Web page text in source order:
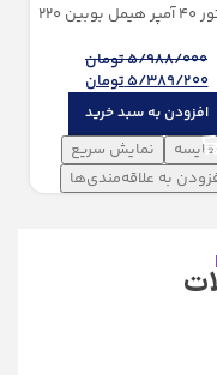
کنتاکتور 40 آمپر هيمل بوبین 220
5/988/000تومان
5/389/200تومان
افزودن به سبد خرید
نمایش سریع
به علاقه‌مندی‌ها